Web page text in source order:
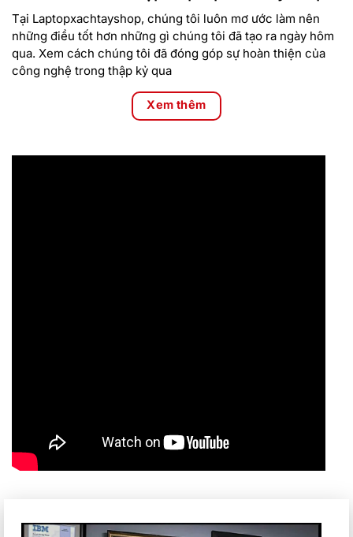
Tại Laptopxachtayshop, chúng tôi luôn mơ ước làm nên
những điều tốt hơn những gì chúng tôi đã tạo ra ngày hôm
qua. Xem cách chúng tôi đã đóng góp sự hoàn thiện của
công nghệ trong thập kỷ qua
Xem thêm